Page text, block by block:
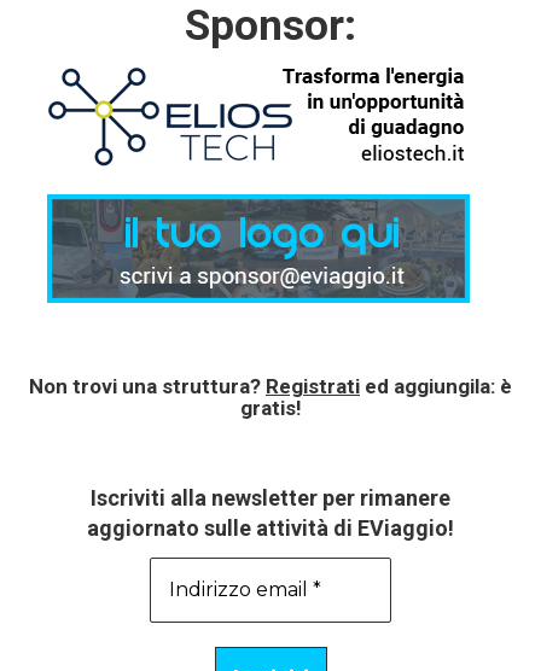
Sponsor:
Non trovi una struttura? Registrati ed aggiungila: è
gratis!
Iscriviti alla newsletter per rimanere
aggiornato sulle attività di EViaggio!